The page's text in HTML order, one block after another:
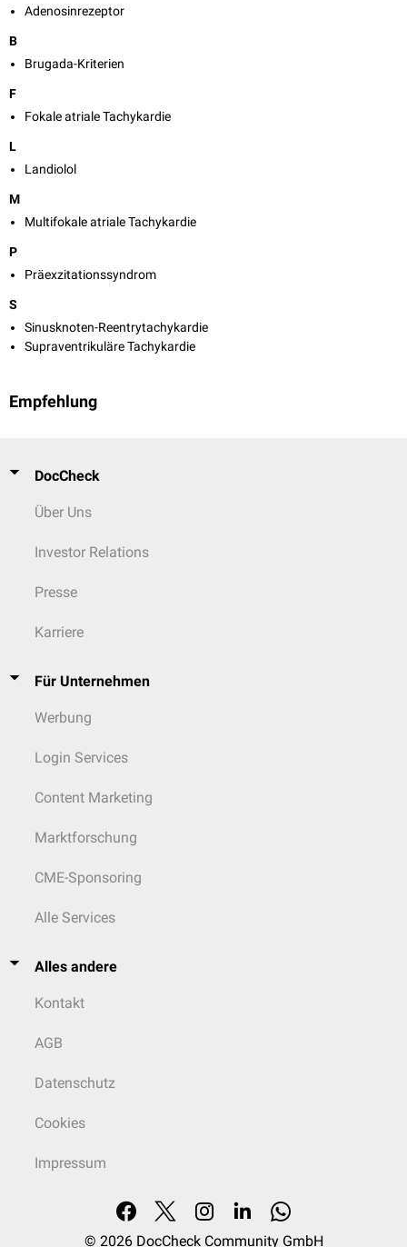
Adenosinrezeptor
B
Brugada-Kriterien
F
Fokale atriale Tachykardie
L
Landiolol
M
Multifokale atriale Tachykardie
P
Präexzitationssyndrom
S
Sinusknoten-Reentrytachykardie
Supraventrikuläre Tachykardie
Empfehlung
DocCheck
Über Uns
Investor Relations
Presse
Karriere
Für Unternehmen
Werbung
Login Services
Content Marketing
Marktforschung
CME-Sponsoring
Alle Services
Alles andere
Kontakt
AGB
Datenschutz
Cookies
Impressum
© 2026 DocCheck Community GmbH